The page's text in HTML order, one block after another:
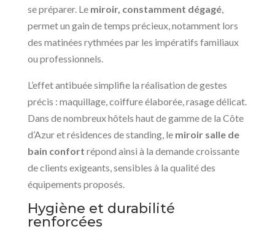
se préparer. Le miroir, constamment dégagé,
permet un gain de temps précieux, notamment lors
des matinées rythmées par les impératifs familiaux
ou professionnels.
L’effet antibuée simplifie la réalisation de gestes
précis : maquillage, coiffure élaborée, rasage délicat.
Dans de nombreux hôtels haut de gamme de la Côte
d’Azur et résidences de standing, le miroir salle de
bain confort répond ainsi à la demande croissante
de clients exigeants, sensibles à la qualité des
équipements proposés.
Hygiène et durabilité
renforcées